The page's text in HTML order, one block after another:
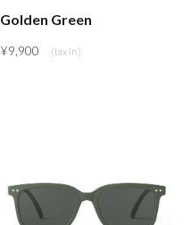
Golden Green
¥9,900